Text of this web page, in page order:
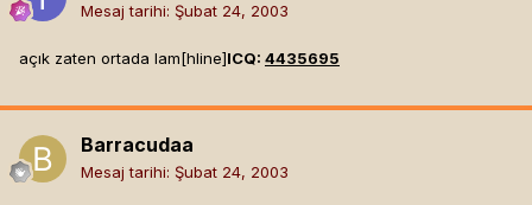
Mesaj tarihi: Şubat 24, 2003
açık zaten ortada lam[hline]ICQ: 4435695
Barracudaa
Mesaj tarihi: Şubat 24, 2003